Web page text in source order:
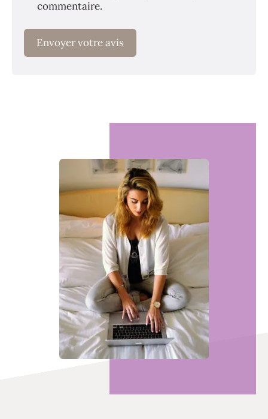
commentaire.